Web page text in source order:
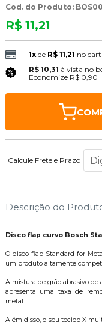
Cod. do Produto:
R$ 11,21
1xde R$ 11,21 no
R$ 10,31 à vista no
Economize R$ 0,90
Calcule Frete e Prazo
Descrição do
Disco flap curvo Bosch
O disco flap Standard for
um produto altamente
A mistura de grão abrasivo
apresenta uma taxa de
metal.
Além disso, o seu tecido X